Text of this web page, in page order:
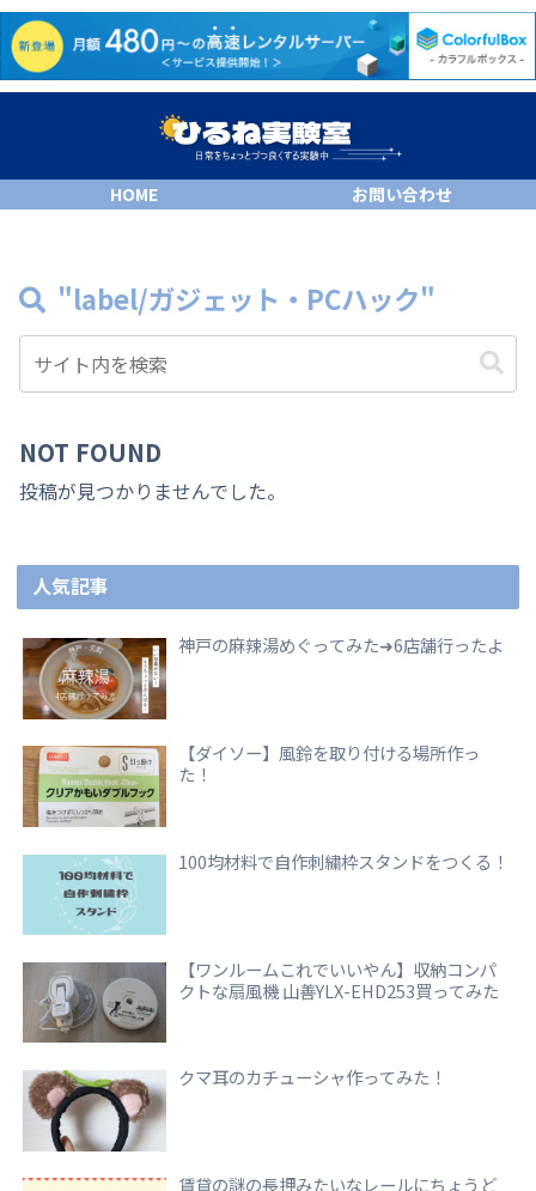
HOME お問い合わせ
"label/ガジェット・PCハック"
NOT FOUND
投稿が見つかりませんでした。
人気記事
神戸の麻辣湯めぐってみた➜6店舗行ったよ
【ダイソー】風鈴を取り付ける場所作っ
た！
100均材料で自作刺繍枠スタンドをつくる！
【ワンルームこれでいいやん】収納コンパ
クトな扇風機 山善YLX-EHD253買ってみた
クマ耳のカチューシャ作ってみた！
賃貸の謎の長押みたいなレールにちょうど